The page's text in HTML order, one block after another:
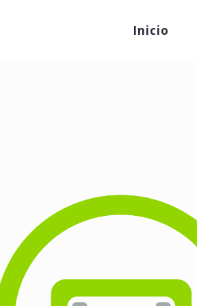
Inicio